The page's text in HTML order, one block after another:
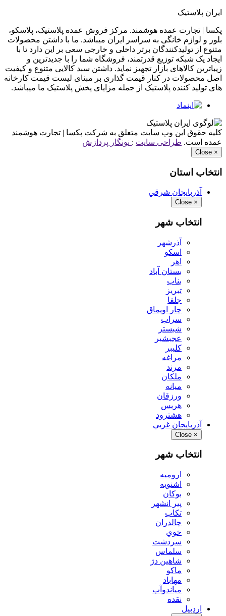
ایران پلاستیک
پکسا | تجارت عمده هوشمند. مرکز فروش عمده پلاستیک، پلاسکو،
بلور و لوازم خانگی به سراسر ایران میباشد. ما با داشتن محصولات
متنوع از تولیدکنندگان برتر داخلی و خارجی سعی بر این دارد تا با
ایجاد یک شبکه توزیع قدرتمند، فروشگاه شما را با جدیدترین و
زیباترین کالاهای بازار تجهیز نماید. داشتن سبد کالایی متنوع و کیفیت
اصل محصولات در کنار قیمت گذاری بر مبنای لیست قیمت کارخانه
های تولید کننده پلاستیک از جمله مزایای پخش پلاستیک ما میباشد.
کلیه حقوق این وب سایت متعلق به شرکت پکسا | تجارت هوشمند
عمده است. طراحی سایت : نونگار پردازش
×
Close
انتخاب استان
آذربايجان شرقي
×
Close
انتخاب شهر
آذرشهر
اسكو
اهر
بستان آباد
بناب
تبريز
جلفا
چار اويماق
سراب
شبستر
عجبشير
كليبر
مراغه
مرند
ملكان
ميانه
ورزقان
هريس
هشترود
آذربايجان غربي
×
Close
انتخاب شهر
اروميه
اشنويه
بوكان
پير انشهر
تكاب
چالدران
خوي
سردشت
سلماس
شاهين دژ
ماكو
مهاباد
مياندوآب
نقده
اردبيل